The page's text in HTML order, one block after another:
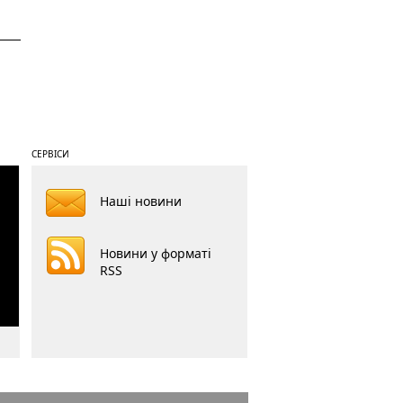
СЕРВІСИ
Наші новини
Новини у форматі
RSS